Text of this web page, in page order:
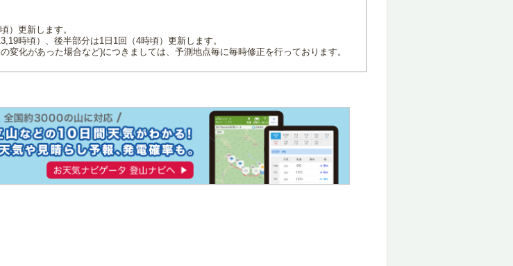
）更新します。
時頃）、後半部分は1日1回（4時頃）更新します。
変化があった場合など)につきましては、予測地点毎に毎時修正を行っております。